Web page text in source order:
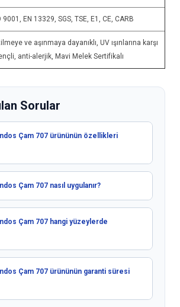
9001, EN 13329, SGS, TSE, E1, CE, CARB
ve aşınmaya dayanıklı, UV ışınlarına karşı
anti-alerjik, Mavi Melek Sertifikalı
Sorular
Çam 707 ürününün özellikleri
Çam 707 nasıl uygulanır?
Çam 707 hangi yüzeylerde
Çam 707 ürününün garanti süresi